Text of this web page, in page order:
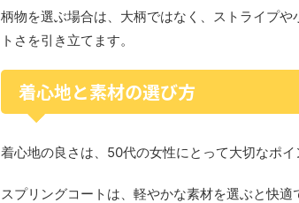
柄物を選ぶ場合は、大柄ではなく、ストライプ
トさを引き立てます。
着心地と素材の選び方
着心地の良さは、50代の女性にとって大切なポイ
スプリングコートは、軽やかな素材を選ぶと快